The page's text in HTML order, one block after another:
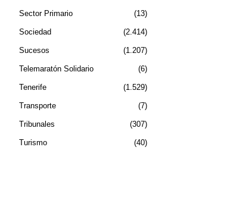
Sector Primario 13
Sociedad 2.414
Sucesos 1.207
Telemaratón Solidario 6
Tenerife 1.529
Transporte 7
Tribunales 307
Turismo 40